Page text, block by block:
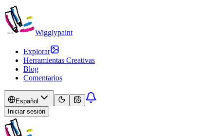
Wigglypaint
Explorar
Herramientas Creativas
Blog
Comentarios
Español
Iniciar sesión